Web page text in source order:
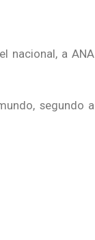
nacional, a ANA
segundo a